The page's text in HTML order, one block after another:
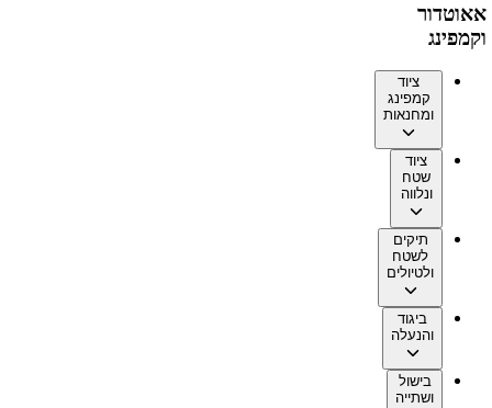
אאוטדור
וקמפינג
ציוד
קמפינג
ומחנאות
ציוד
שטח
ונלווה
תיקים
לשטח
ולטיולים
ביגוד
והנעלה
בישול
ושתייה